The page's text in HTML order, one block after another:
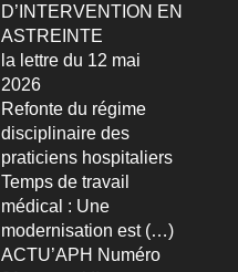
D’INTERVENTION EN
ASTREINTE
la lettre du 12 mai
2026
Refonte du régime
disciplinaire des
praticiens hospitaliers
Temps de travail
médical : Une
modernisation est (…)
ACTU’APH Numéro